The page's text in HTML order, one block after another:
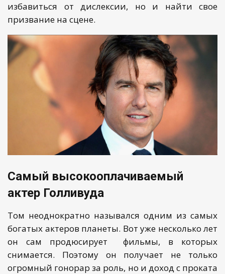
избавиться от дислексии, но и найти свое
призвание на сцене.
Самый высокооплачиваемый
актер Голливуда
Том неоднократно назывался одним из самых
богатых актеров планеты. Вот уже несколько лет
он сам продюсирует фильмы, в которых
снимается. Поэтому он получает не только
огромный гонорар за роль, но и доход с проката